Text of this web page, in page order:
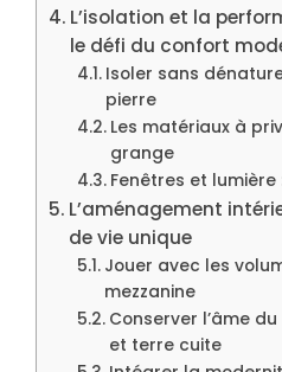
L’isolation et la
le défi du confort
Isoler sans
pierre
Les matériaux à
grange
Fenêtres et
L’aménagement
de vie unique
Jouer avec les
mezzanine
Conserver l’âme
et terre cuite